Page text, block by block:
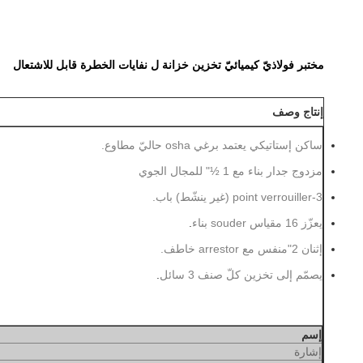
مختبر فولاذيّ كيميائيّ تخزين خزانة ل نفايات الخطرة قابل للاشتعال
إنتاج وصف
ساكن إستاتيكي يعتمد برغي osha حاليّ مطاوع.
مزدوج جدار بناء مع 1 ½" للمجال الجوي
3-point verrouiller (غير ينشّط) باب.
يعزّز 16 مقياس souder بناء
إثنان 2"منفس مع arrestor خاطف.
يصمّم إلى تخزين كلّ صنف 3 سائل
إسم
إشارة